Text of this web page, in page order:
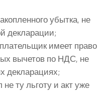
убытка, не
декларации;
имеет право
вычетов по НДС, не
декларациях;
ту льготу и акт уже